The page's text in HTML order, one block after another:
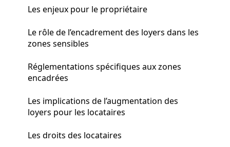
Les enjeux pour le propriétaire
Le rôle de l’encadrement des loyers dans les
zones sensibles
Réglementations spécifiques aux zones
encadrées
Les implications de l’augmentation des
loyers pour les locataires
Les droits des locataires